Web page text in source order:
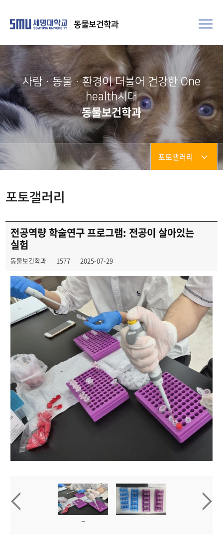
동물보건학과
사람·동물·환경이 더불어 건강한 One
health시대
동물보건학과
포토갤러리
동아리 소개
입시정보게시판
포토갤러리
전공역량 학술연구 프로그램: 전공이 살아있는
실험
동물보건학과 1577 2025-07-29